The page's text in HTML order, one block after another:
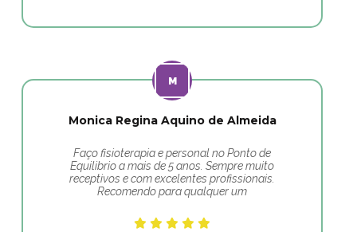
Monica Regina Aquino de Almeida
Faço fisioterapia e personal no Ponto de
Equilibrio a mais de 5 anos. Sempre muito
receptivos e com excelentes profissionais.
Recomendo para qualquer um